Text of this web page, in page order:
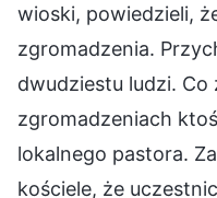
wioski, powiedzieli,
zgromadzenia.
dwudziestu ludzi. Co
zgromadzeniach
lokalnego pastora.
kościele, że